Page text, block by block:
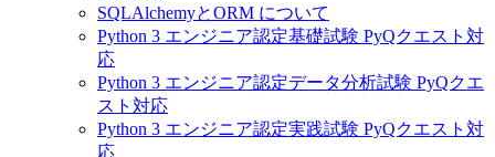
SQLAlchemyとORM について
Python 3 エンジニア認定基礎試験 PyQクエスト対
応
Python 3 エンジニア認定データ分析試験 PyQクエ
スト対応
Python 3 エンジニア認定実践試験 PyQクエスト対
応